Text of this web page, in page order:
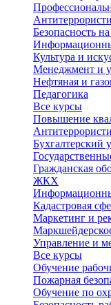
Безопасность
Культура и
Менеджмент и
Нефтяная и
Педагогика
Все курсы
Повышение
Бухгалтерский
Гражданская
ЖКХ
Кадастровая
Маркетинг и
Управление и
Все курсы
Обучение
Пожарная
Обучение по